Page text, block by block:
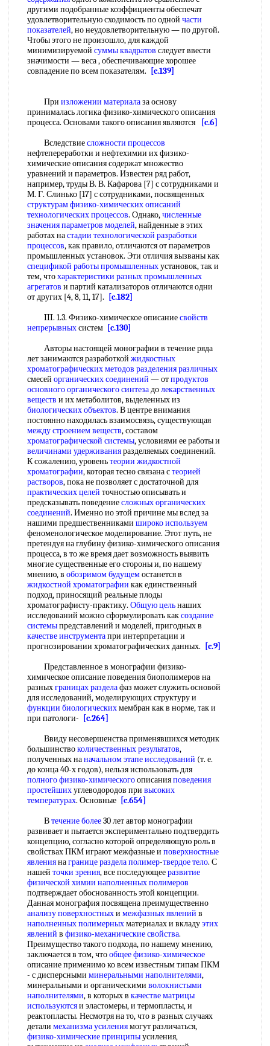
другими подобранные коэффициенты обеспечат
удовлетворительную сходимость по одной части
показателей, но неудовлетворительную — по другой.
Чтобы этого не произошло, для каждой
минимизируемой суммы квадратов следует ввести
значимости — веса , обеспечивающие хорошее
совпадение по всем показателям.
[c.139]
При изложении материалаза основу
принималась логика физико-химического описания
процесса. Основами такого описания являются
[c.6]
Вследствиесложности процессов
нефтепереработки и нефтехимии их физико-
химические описания содержат множество
уравнений и параметров. Известен ряд работ,
например, труды В. В. Кафарова [7] с сотрудниками и
М. Г. Слинько [17] с сотрудниками, посвященных
структурам физико-химическихописаний
технологических процессов. Однако,численные
значенияпараметров моделей, найденные в этих
работах настадии технологической разработки
процессов, как правило, отличаются от параметров
промышленных установок. Эти отличия вызваны как
спецификой работы промышленныхустановок, так и
тем, чтохарактеристики разныхпромышленных
агрегатов и партий катализаторов отличаются одни
от других [4, 8, 11, 17].
[c.182]
III. 1.3. Физико-химическое описаниесвойств
непрерывныхсистем [c.130]
Авторы настоящей монографии в течение ряда
лет занимаются разработкой жидкостных
хроматографических методов разделения различных
смесей органических соединений — отпродуктов
основного органического синтезадолекарственных
веществ и их метаболитов, выделенных из
биологических объектов. В центре внимания
постоянно находилась взаимосвязь, существующая
между строением веществ, составом
хроматографической системы, условиями ее работы и
величинами удерживанияразделяемых соединений.
К сожалению, уровеньтеории жидкостной
хроматографии, которая тесно связана стеорией
растворов, пока не позволяет с достаточной для
практических целей точностью описывать и
предсказывать поведениесложных органических
соединений. Именно ио этой причине мы вслед за
нашими предшественниками широко используем
феноменологическое моделирование. Этот путь, не
претендуя на глубину физико-химического описания
процесса, в то же время дает возможность выявить
многие существенные его стороны и, по нашему
мнению, в обозримом будущемостанется в
жидкостной хроматографии как единственный
подход, приносящий реальные плоды
хроматографисту-практику. Общую цельнаших
исследований можно сформулировать каксоздание
системыпредставлений и моделей, пригодных в
качестве инструментапри интерпретации и
прогнозировании хроматографических данных.
[c.9]
Представленное в монографии физико-
химическое описание поведения биополимеров на
разныхграницах разделафаз может служить основой
для исследований, моделирующих структуру и
функции биологическихмембран как в норме, так и
при патологи-
[c.264]
Ввиду несовершенства применявшихся методик
большинствоколичественных результатов,
полученных наначальном этапе исследований (т. е.
до конца 40-х годов), нельзя использовать для
полного физико-химическогоописанияповедения
простейшихуглеводородов при высоких
температурах. Основные [c.654]
Втечение более30 лет автор монографии
развивает и пытается экспериментально подтвердить
концепцию, согласно которой определяющую роль в
свойствах ПКМ играют межфазные и поверхностные
явлениянагранице раздела полимер-твердое тело. С
нашей точки зрения, все последующееразвитие
физической химии наполненных полимеров
подтверждает обоснованность этой концепции.
Данная монография посвящена преимущественно
анализу поверхностныхи межфазных явлений в
наполненных полимерныхматериалах и вкладуэтих
явлений в физико-механические свойства.
Преимущество такого подхода, по нашему мнению,
заключается в том, чтообщее физико-химическое
описание применимо ко всем известным типам ПКМ
- с дисперсными минеральными наполнителями,
минеральными и органическими волокнистыми
наполнителями, в которых в качестве матрицы
используютсяи эластомеры, и термопласты, и
реактопласты. Несмотря на то, что в разных случаях
детали механизма усилениямогут различаться,
физико-химические принципыусиления,